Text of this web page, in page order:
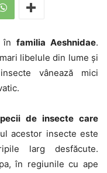
în familia Aeshnidae.
libelule din lume și
vânează mici
de insecte care
acestor insecte este
larg desfăcute.
în regiunile cu ape